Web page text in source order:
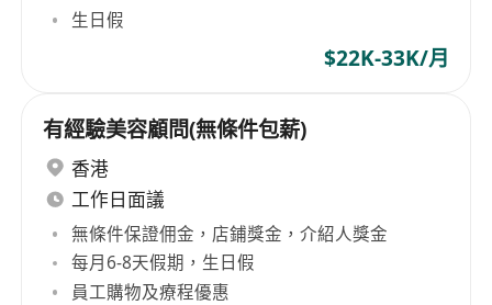
生日假
$22K-33K/月
有經驗美容顧問(無條件包薪)
香港
工作日面議
無條件保證佣金，店鋪獎金，介紹人獎金
每月6-8天假期，生日假
員工購物及療程優惠